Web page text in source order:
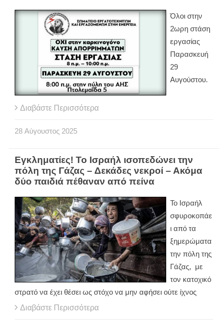
Όλοι στην
2ωρη στάση
εργασίας
Παρασκευή
29
Αυγούστου.
Διαβάστε Περισσότερα
28 Αύγουστος 2025
Εγκληματίες! Το Ισραήλ ισοπεδώνει την
πόλη της Γάζας – Δεκάδες νεκροί – Ακόμα
δύο παιδιά πέθαναν από πείνα
Το Ισραήλ
σφυροκοπάε
ι από τα
ξημερώματα
την πόλη της
Γάζας, με
τον κατοχικό
στρατό να έχει θέσει ως στόχο να μην αφήσει ούτε ίχνος
Διαβάστε Περισσότερα